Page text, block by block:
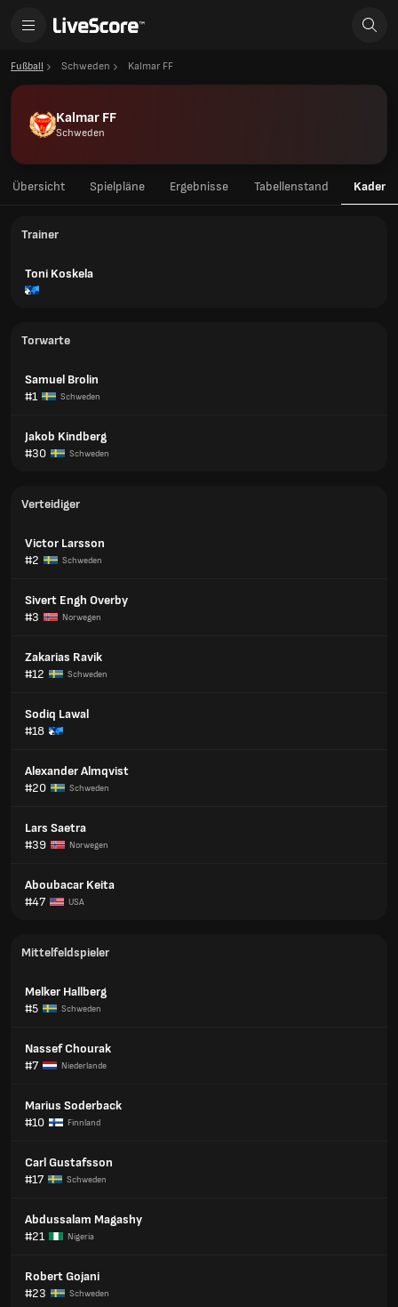
Fußball Schweden Kalmar FF
Kalmar FF
Schweden
Übersicht Spielpläne Ergebnisse Tabellenstand Kader
Trainer
Toni Koskela
Torwarte
Samuel Brolin
#1
Schweden
Jakob Kindberg
#30
Schweden
Verteidiger
Victor Larsson
#2
Schweden
Sivert Engh Overby
#3
Norwegen
Zakarias Ravik
#12
Schweden
Sodiq Lawal
#18
Alexander Almqvist
#20
Schweden
Lars Saetra
#39
Norwegen
Aboubacar Keita
#47
USA
Mittelfeldspieler
Melker Hallberg
#5
Schweden
Nassef Chourak
#7
Niederlande
Marius Soderback
#10
Finnland
Carl Gustafsson
#17
Schweden
Abdussalam Magashy
#21
Nigeria
Robert Gojani
#23
Schweden